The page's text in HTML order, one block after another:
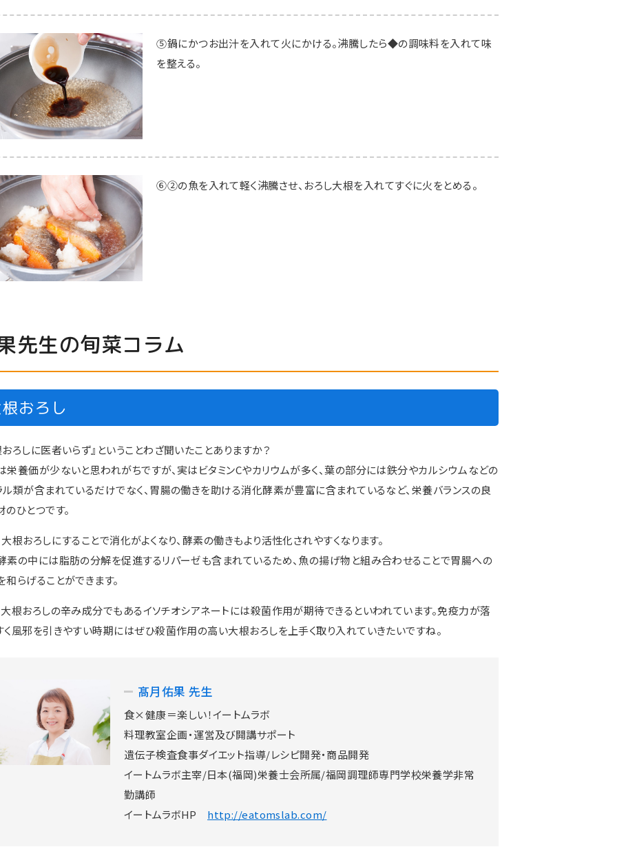
⑤鍋にかつお出汁を入れて火にかける。沸騰したら◆の調味料を入れて味
を整える。
⑥②の魚を入れて軽く沸騰させ、おろし大根を入れてすぐに火をとめる。
先生の旬菜コラム
おろし
おろしに医者いらず』ということわざ聞いたことありますか？
栄養価が少ないと思われがちですが、実はビタミンCやカリウムが多く、葉の部分には鉄分やカルシウムなどの
ル類が含まれているだけでなく、胃腸の働きを助ける消化酵素が豊富に含まれているなど、栄養バランスの良
のひとつです。
大根おろしにすることで消化がよくなり、酵素の働きもより活性化されやすくなります。
素の中には脂肪の分解を促進するリパーゼも含まれているため、魚の揚げ物と組み合わせることで胃腸への
和らげることができます。
大根おろしの辛み成分でもあるイソチオシアネートには殺菌作用が期待できるといわれています。免疫力が落
く風邪を引きやすい時期にはぜひ殺菌作用の高い大根おろしを上手く取り入れていきたいですね。
髙月佑果 先生
食×健康＝楽しい！イートムラボ
料理教室企画・運営及び開講サポート
遺伝子検査食事ダイエット指導/レシピ開発・商品開発
イートムラボ主宰/日本(福岡)栄養士会所属/福岡調理師専門学校栄養学非常
勤講師
イートムラボHP http://eatomslab.com/